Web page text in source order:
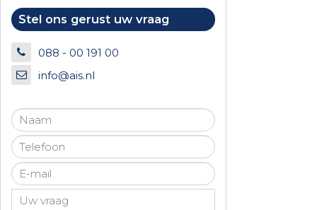
Stel ons gerust uw vraag
088 - 00 191 00
info@ais.nl